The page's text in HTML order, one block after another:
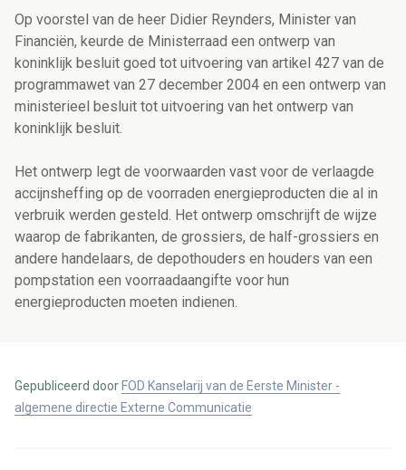
Op voorstel van de heer Didier Reynders, Minister van
Financiën, keurde de Ministerraad een ontwerp van
koninklijk besluit goed tot uitvoering van artikel 427 van de
programmawet van 27 december 2004 en een ontwerp van
ministerieel besluit tot uitvoering van het ontwerp van
koninklijk besluit.
Het ontwerp legt de voorwaarden vast voor de verlaagde
accijnsheffing op de voorraden energieproducten die al in
verbruik werden gesteld. Het ontwerp omschrijft de wijze
waarop de fabrikanten, de grossiers, de half-grossiers en
andere handelaars, de depothouders en houders van een
pompstation een voorraadaangifte voor hun
energieproducten moeten indienen.
Gepubliceerd door FOD Kanselarij van de Eerste Minister -
algemene directie Externe Communicatie